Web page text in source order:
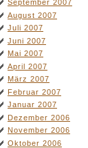
September 2007
August 2007
Juli 2007
Juni 2007
Mai 2007
April 2007
März 2007
Februar 2007
Januar 2007
Dezember 2006
November 2006
Oktober 2006